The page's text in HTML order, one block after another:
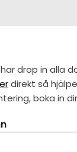
drop in alla
direkt så
boka in